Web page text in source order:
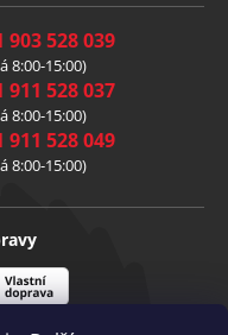
903 528 039
8:00-15:00)
911 528 037
8:00-15:00)
911 528 049
8:00-15:00)